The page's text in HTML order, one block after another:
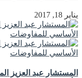
يناير 18, 2017
المستشار عبد العزيز